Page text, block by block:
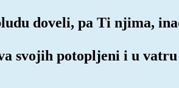
doveli, pa Ti njima,
svojih potopljeni i u